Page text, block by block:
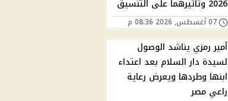
2026 وتأثيرهما على التنسيق
07 أغسطس, 2026 08:36 م
أمير رمزي يناشد الوصول
لسيدة دار السلام بعد اعتداء
ابنها وطردها ويعرض رعاية
راعي مصر